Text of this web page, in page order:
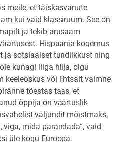
meile, et täiskasvanute
kui vaid klassiruum. See on
ja tekib arusaam
Hispaania kogemus
ja sotsiaalset tundlikkust ning
kunagi liiga hilja, olgu
keeleoskus või lihtsalt vaimne
tõestas taas, et
õppija on väärtuslik
väljundit mõistmaks,
mida parandada“, vaid
üle kogu Euroopa.